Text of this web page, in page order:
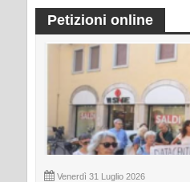
Petizioni online
Venerdì 31 Luglio 2026